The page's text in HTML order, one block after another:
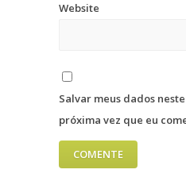
Website
Salvar meus dados
próxima vez que eu